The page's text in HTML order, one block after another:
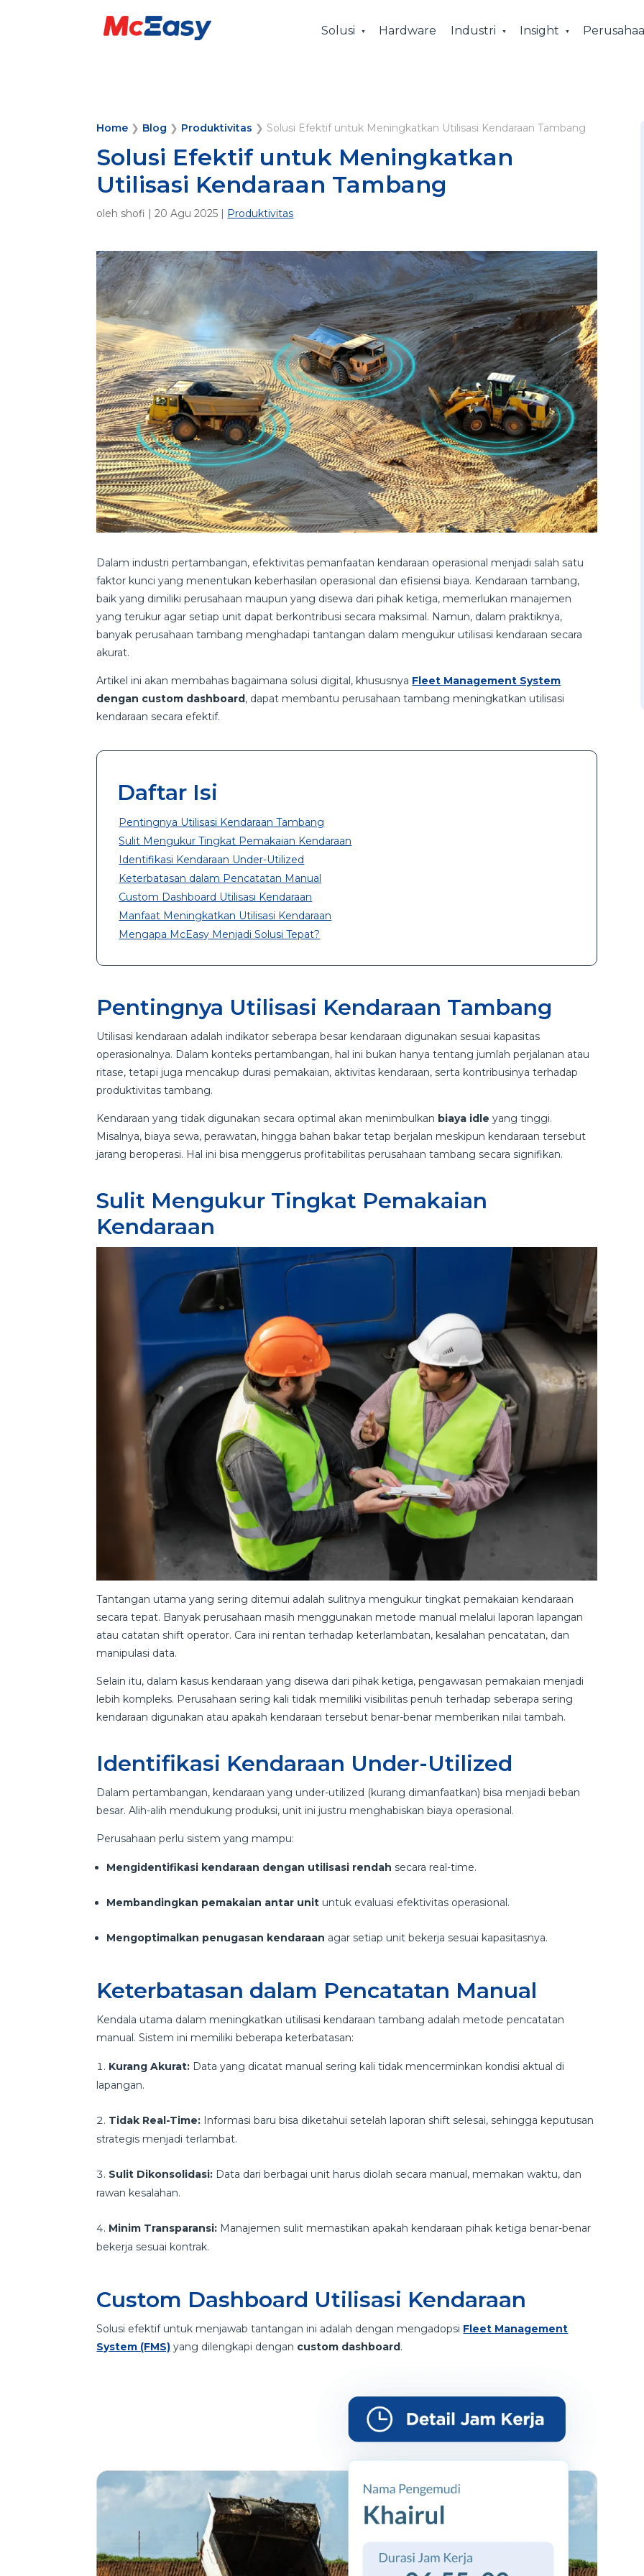
Solusi Hardware Industri Insight
Home ❯ Blog ❯ Produktivitas ❯ Solusi Efektif untuk Meningkatkan Utilisasi Kendaraan Tambang
Solusi Efektif untuk Meningkatkan
Utilisasi Kendaraan Tambang
oleh shofi |20 Agu 2025 | Produktivitas
Dalam industri pertambangan, efektivitas pemanfaatan kendaraan operasional menjadi salah satu
faktor kunci yang menentukan keberhasilan operasional dan efisiensi biaya. Kendaraan tambang,
baik yang dimiliki perusahaan maupun yang disewa dari pihak ketiga, memerlukan manajemen
yang terukur agar setiap unit dapat berkontribusi secara maksimal. Namun, dalam praktiknya,
banyak perusahaan tambang menghadapi tantangan dalam mengukur utilisasi kendaraan secara
akurat.
Artikel ini akan membahas bagaimana solusi digital, khususnya Fleet Management System
dengan custom dashboard, dapat membantu perusahaan tambang meningkatkan utilisasi
kendaraan secara efektif.
Daftar Isi
Pentingnya Utilisasi Kendaraan Tambang
Sulit Mengukur Tingkat Pemakaian Kendaraan
Identifikasi Kendaraan Under-Utilized
Keterbatasan dalam Pencatatan Manual
Custom Dashboard Utilisasi Kendaraan
Manfaat Meningkatkan Utilisasi Kendaraan
Mengapa McEasy Menjadi Solusi Tepat?
Pentingnya Utilisasi Kendaraan Tambang
Utilisasi kendaraan adalah indikator seberapa besar kendaraan digunakan sesuai kapasitas
operasionalnya. Dalam konteks pertambangan, hal ini bukan hanya tentang jumlah perjalanan atau
ritase, tetapi juga mencakup durasi pemakaian, aktivitas kendaraan, serta kontribusinya terhadap
produktivitas tambang.
Kendaraan yang tidak digunakan secara optimal akan menimbulkan biaya idle yang tinggi.
Misalnya, biaya sewa, perawatan, hingga bahan bakar tetap berjalan meskipun kendaraan tersebut
jarang beroperasi. Hal ini bisa menggerus profitabilitas perusahaan tambang secara signifikan.
Sulit Mengukur Tingkat Pemakaian
Kendaraan
Tantangan utama yang sering ditemui adalah sulitnya mengukur tingkat pemakaian kendaraan
secara tepat. Banyak perusahaan masih menggunakan metode manual melalui laporan lapangan
atau catatan shift operator. Cara ini rentan terhadap keterlambatan, kesalahan pencatatan, dan
manipulasi data.
Selain itu, dalam kasus kendaraan yang disewa dari pihak ketiga, pengawasan pemakaian menjadi
lebih kompleks. Perusahaan sering kali tidak memiliki visibilitas penuh terhadap seberapa sering
kendaraan digunakan atau apakah kendaraan tersebut benar-benar memberikan nilai tambah.
Identifikasi Kendaraan Under-Utilized
Dalam pertambangan, kendaraan yang under-utilized (kurang dimanfaatkan) bisa menjadi beban
besar. Alih-alih mendukung produksi, unit ini justru menghabiskan biaya operasional.
Perusahaan perlu sistem yang mampu:
Mengidentifikasi kendaraan dengan utilisasi rendah secara real-time.
Membandingkan pemakaian antar unit untuk evaluasi efektivitas operasional.
Mengoptimalkan penugasan kendaraan agar setiap unit bekerja sesuai kapasitasnya.
Keterbatasan dalam Pencatatan Manual
Kendala utama dalam meningkatkan utilisasi kendaraan tambang adalah metode pencatatan
manual. Sistem ini memiliki beberapa keterbatasan:
Kurang Akurat: Data yang dicatat manual sering kali tidak mencerminkan kondisi aktual di
lapangan.
Tidak Real-Time: Informasi baru bisa diketahui setelah laporan shift selesai, sehingga keputusan
strategis menjadi terlambat.
Sulit Dikonsolidasi: Data dari berbagai unit harus diolah secara manual, memakan waktu, dan
rawan kesalahan.
Minim Transparansi: Manajemen sulit memastikan apakah kendaraan pihak ketiga benar-benar
bekerja sesuai kontrak.
Custom Dashboard Utilisasi Kendaraan
Solusi efektif untuk menjawab tantangan ini adalah dengan mengadopsi Fleet Management
System (FMS) yang dilengkapi dengan custom dashboard.